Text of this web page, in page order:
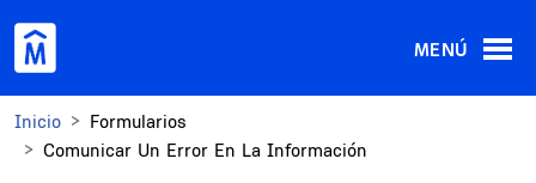
MENÚ
Inicio
Formularios
Comunicar Un Error En La Información